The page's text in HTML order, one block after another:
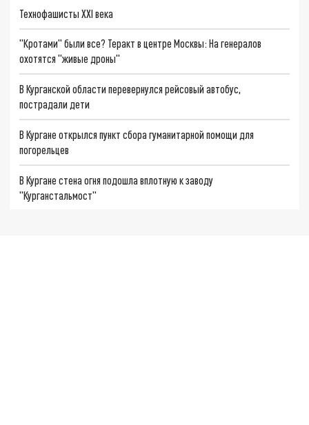
Технофашисты XXI века
"Кротами" были все? Теракт в центре Москвы: На генералов
охотятся "живые дроны"
В Курганской области перевернулся рейсовый автобус,
пострадали дети
В Кургане открылся пункт сбора гуманитарной помощи для
погорельцев
В Кургане стена огня подошла вплотную к заводу
"Курганстальмост"